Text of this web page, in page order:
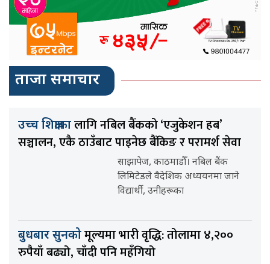
ताजा समाचार
उच्च शिक्षाकालागि नबिल बैंकको ‘एजुकेशन हब’
सञ्चालन, एकै ठाउँबाट पाइनेछ बैंकिङ र परामर्श सेवा
साझापेज, काठमाडौँ। नबिल बैंक
लिमिटेडले वैदेशिक अध्ययनमा जाने
विद्यार्थी, उनीहरूका
बुधबार सुनकोमूल्यमा भारी वृद्धि: तोलामा ४,२००
रुपैयाँ बढ्यो, चाँदी पनि महँगियो